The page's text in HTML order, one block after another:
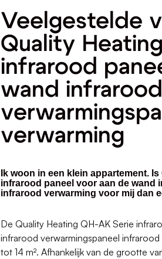
Veelgestelde
Quality
infrarood
wand infrarood
verwarming
Ik woon in een klein appartement.
infrarood paneel voor aan de wand
infrarood verwarming voor mij dan
De Quality Heating QH-AK Serie
infrarood verwarmingspaneel
tot 14 m². Afhankelijk van de grootte